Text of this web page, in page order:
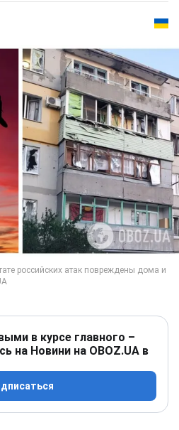
в курсе главного –
на Новини на OBOZ.UA в